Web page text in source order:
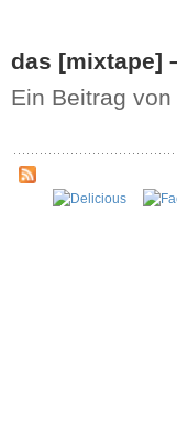
das [mixtape]
Ein Beitrag von